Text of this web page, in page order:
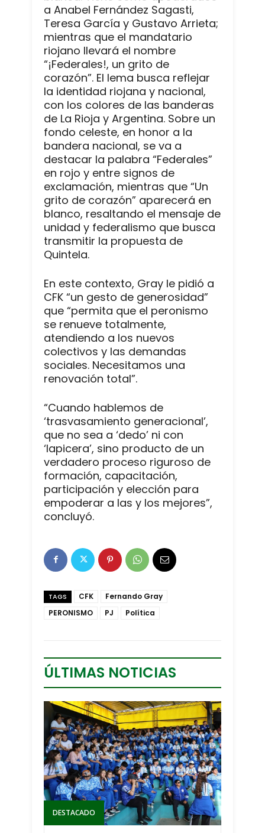
a Anabel Fernández Sagasti,
Teresa García y Gustavo Arrieta;
mientras que el mandatario
riojano llevará el nombre
“¡Federales!, un grito de
corazón”. El lema busca reflejar
la identidad riojana y nacional,
con los colores de las banderas
de La Rioja y Argentina. Sobre un
fondo celeste, en honor a la
bandera nacional, se va a
destacar la palabra “Federales”
en rojo y entre signos de
exclamación, mientras que “Un
grito de corazón” aparecerá en
blanco, resaltando el mensaje de
unidad y federalismo que busca
transmitir la propuesta de
Quintela.
En este contexto, Gray le pidió a
CFK “un gesto de generosidad”
que “permita que el peronismo
se renueve totalmente,
atendiendo a los nuevos
colectivos y las demandas
sociales. Necesitamos una
renovación total”.
“Cuando hablemos de
‘trasvasamiento generacional’,
que no sea a ‘dedo’ ni con
‘lapicera’, sino producto de un
verdadero proceso riguroso de
formación, capacitación,
participación y elección para
empoderar a las y los mejores”,
concluyó.
TAGS CFK
Fernando Gray
PERONISMO
PJ Política
ÚLTIMAS NOTICIAS
DESTACADO